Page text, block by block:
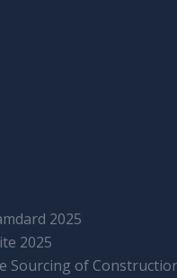
2025
2025
Sourcing of